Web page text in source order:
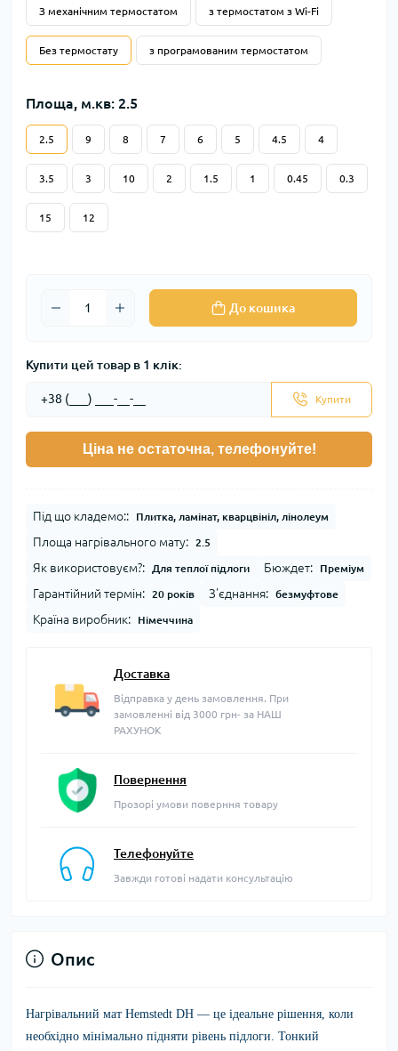
З механічним термостатом з термостатом з Wi-Fi
Без термостату з програмованим термостатом
Площа, м.кв: 2.5
2.5 9 8 7 6 5 4.5 4
3.5 3 10 2 1.5 1 0.45 0.3
15 12
До кошика
Купити цей товар в 1 клік:
Купити
Ціна не остаточна, телефонуйте!
Під що кладемо:: Плитка, ламінат, кварцвініл, лінолеум
Площа нагрівального мату: 2.5
Як використовуєм?: Для теплої підлоги Бюждет: Преміум
Гарантійний термін: 20 років З'єднання: безмуфтове
Країна виробник: Німеччина
Доставка
Відправка у день замовлення. При
замовленні від 3000 грн- за НАШ
РАХУНОК
Повернення
Прозорі умови поверння товару
Телефонуйте
Завжди готові надати консультацію
Опис
Нагрівальний мат Hemstedt DH — це ідеальне рішення, коли
необхідно мінімально підняти рівень підлоги. Тонкий